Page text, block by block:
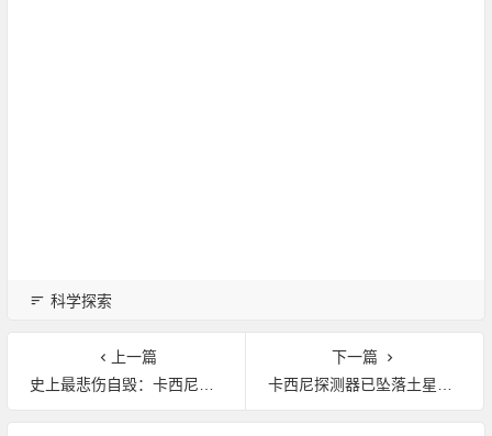
科学探索
上一篇
史上最悲伤自毁：卡西尼号探测器今日坠入土星
下一篇
卡西尼探测器已坠落土星：一个伟大时代的告别